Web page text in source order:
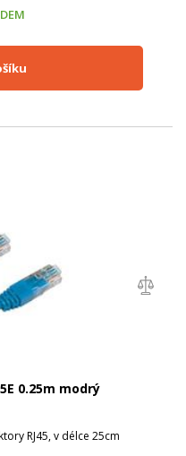
0.25m modrý
RJ45, v délce 25cm